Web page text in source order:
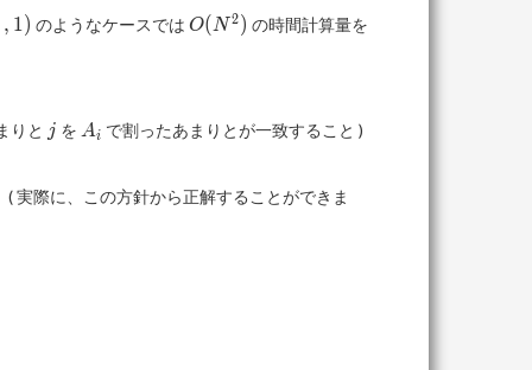
, 1) のようなケースでは O(N^2)
O(N 2 ) の時間計算量を
りと jj を A_i
Ai で割ったあまりとが一致すること )
実際に、この方針から正解することができま